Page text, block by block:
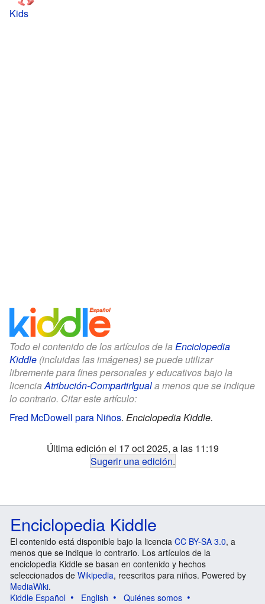
Kids
Todo el contenido de los artículos de la Enciclopedia
Kiddle (incluidas las imágenes) se puede utilizar
libremente para fines personales y educativos bajo la
licenciaAtribución-CompartirIguala menos que se indique
lo contrario. Citar este artículo:
Fred McDowell para Niños. Enciclopedia Kiddle.
Última edición el 17 oct 2025, a las 11:19
Sugerir una edición.
Enciclopedia Kiddle
El contenido está disponible bajo la licencia CC BY-SA 3.0, a
menos que se indique lo contrario. Los artículos de la
enciclopedia Kiddle se basan en contenido y hechos
seleccionados de Wikipedia, reescritos para niños. Powered by
MediaWiki.
Kiddle Español
English
Quiénes somos